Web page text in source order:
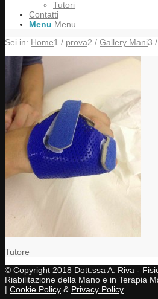
Tutori
Contatti
Menu Menu
Sei in: Home1 / prova2 / Gallery Mani3 /
Tutore
© Copyright 2018 Dott.ssa A. Riva -
Riabilitazione della Mano e in Terapia
| Cookie Policy & Privacy Policy